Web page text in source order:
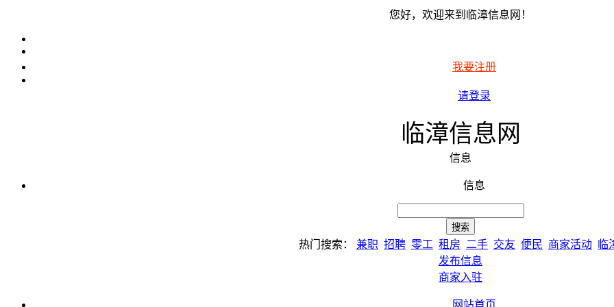
您好，欢迎来到临漳信息网！
我要注册
请登录
临漳信息网
信息
信息
热门搜索： 兼职 招聘 零工 租房 二手 交友 便民 商家活动
临
发布信息
商家入驻
网站首页